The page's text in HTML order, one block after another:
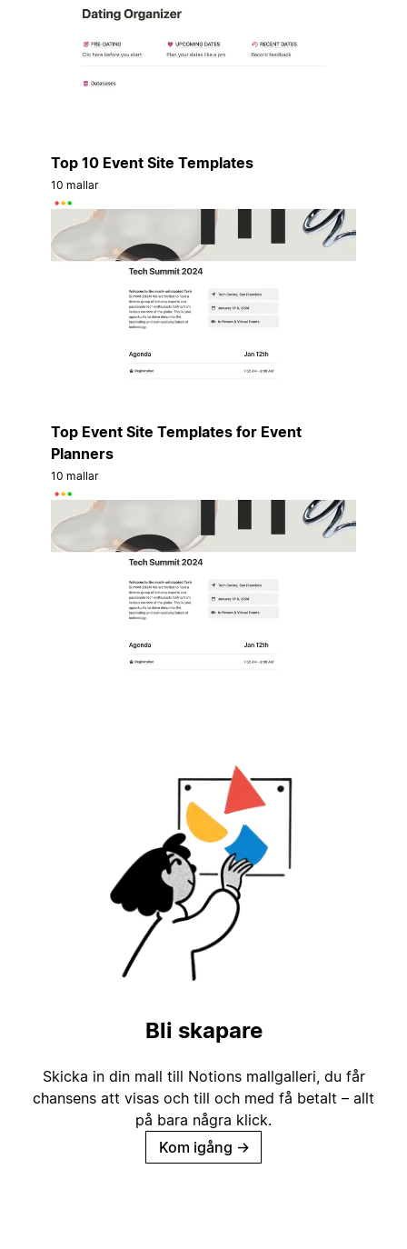
Top 10 Event Site Templates
10 mallar
Top Event Site Templates for Event
Planners
10 mallar
Bli skapare
Skicka in din mall till Notions mallgalleri, du får
chansens att visas och till och med få betalt – allt
på bara några klick.
Kom igång →